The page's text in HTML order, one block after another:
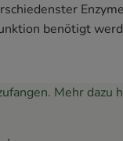
benötigt
Mehr dazu